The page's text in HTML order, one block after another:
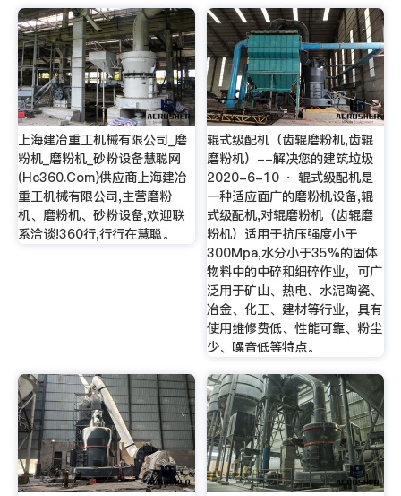
上海建冶重工机械有限公司_磨
粉机_磨粉机_砂粉设备慧聪网
(Hc360.Com)供应商上海建冶
重工机械有限公司,主营磨粉
机、磨粉机、砂粉设备,欢迎联
系洽谈!360行,行行在慧聪。
辊式级配机（齿辊磨粉机,齿辊
磨粉机）--解决您的建筑垃圾
2020-6-10 · 辊式级配机是
一种适应面广的磨粉机设备,辊
式级配机,对辊磨粉机（齿辊磨
粉机）适用于抗压强度小于
300Mpa,水分小于35%的固体
物料中的中碎和细碎作业，可广
泛用于矿山、热电、水泥陶瓷、
冶金、化工、建材等行业，具有
使用维修费低、性能可靠、粉尘
少、噪音低等特点。